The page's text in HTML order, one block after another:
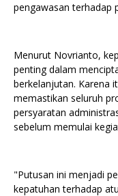
pengawasan terhadap
Menurut Novrianto,
penting dalam
berkelanjutan. Karena
memastikan seluruh
persyaratan
sebelum memulai
"Putusan ini menjadi
kepatuhan terhadap